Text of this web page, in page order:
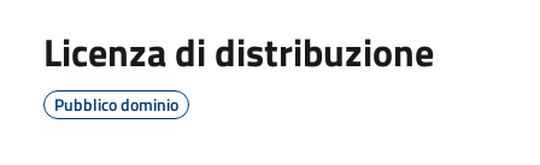
Licenza di distribuzione
Pubblico dominio